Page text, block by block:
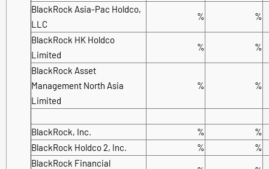
BlackRock Asia-Pac Holdco,
LLC
% %
BlackRock HK Holdco
Limited
% %
BlackRock Asset
Management North Asia
Limited
% %
BlackRock, Inc. %
%
BlackRock Holdco 2, Inc.
%
%
BlackRock Financial